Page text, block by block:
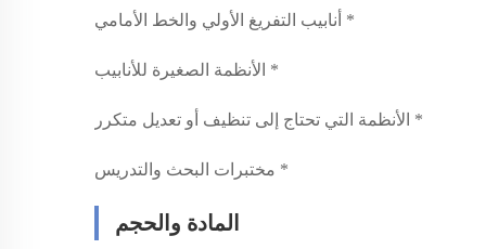
* أنابيب التفريغ الأولي والخط الأمامي
* الأنظمة الصغيرة للأنابيب
* الأنظمة التي تحتاج إلى تنظيف أو تعديل متكرر
* مختبرات البحث والتدريس
المادة والحجم